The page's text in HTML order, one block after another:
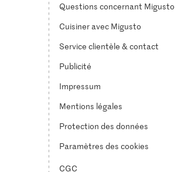
Questions concernant Migusto
Cuisiner avec Migusto
Service clientèle & contact
Publicité
Impressum
Mentions légales
Protection des données
Paramètres des cookies
CGC